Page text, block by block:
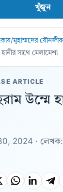
খুঁজুন
/মুহাম্মদের
সাথে মেলামেশা
ARTICLE
উম্মে
2024 ·